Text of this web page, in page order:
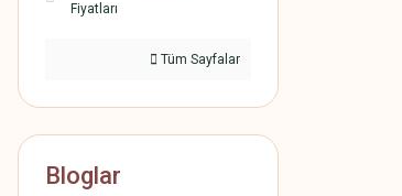
Fiyatları
Tüm Sayfalar
Bloglar